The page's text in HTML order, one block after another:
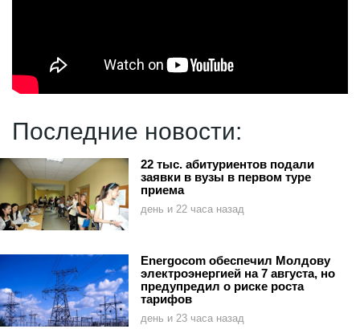
Последние новости:
22 тыс. абитуриентов подали
заявки в вузы в первом туре
приема
день и 22 часа назад
Energocom обеспечил Молдову
электроэнергией на 7 августа, но
предупредил о риске роста
тарифов
день и 23 часа назад